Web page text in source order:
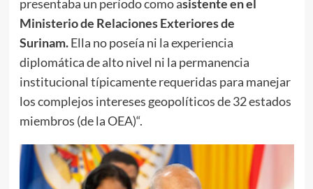
presentaba un período como asistente en el
Ministerio de Relaciones Exteriores de
Surinam.Ella no poseía ni la experiencia
diplomática de alto nivel ni la permanencia
institucional típicamente requeridas para manejar
los complejos intereses geopolíticos de 32 estados
miembros (de la OEA)“.